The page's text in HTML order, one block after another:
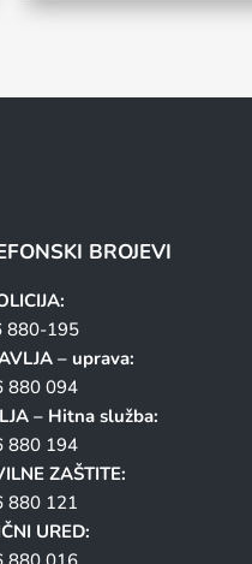
BROJEVI
880-195
– uprava:
880 094
– Hitna služba:
880 194
ZAŠTITE:
880 121
URED: